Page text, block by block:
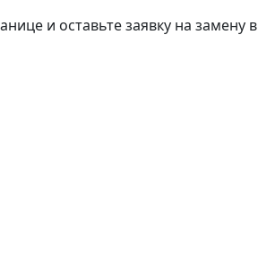
и оставьте заявку на замену в